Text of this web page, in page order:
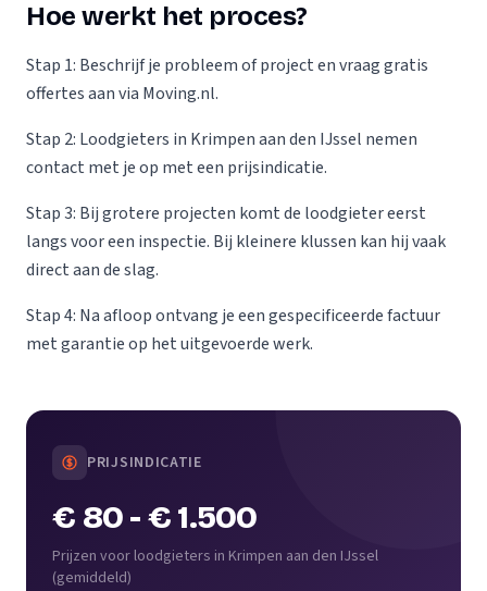
Hoe werkt het proces?
Stap 1: Beschrijf je probleem of project en vraag gratis
offertes aan via Moving.nl.
Stap 2: Loodgieters in Krimpen aan den IJssel nemen
contact met je op met een prijsindicatie.
Stap 3: Bij grotere projecten komt de loodgieter eerst
langs voor een inspectie. Bij kleinere klussen kan hij vaak
direct aan de slag.
Stap 4: Na afloop ontvang je een gespecificeerde factuur
met garantie op het uitgevoerde werk.
PRIJSINDICATIE
€ 80-€ 1.500
Prijzen voor loodgieters in Krimpen aan den IJssel
(gemiddeld)